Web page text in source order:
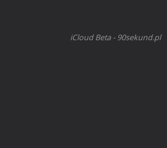
iCloud Beta - 90sekund.pl